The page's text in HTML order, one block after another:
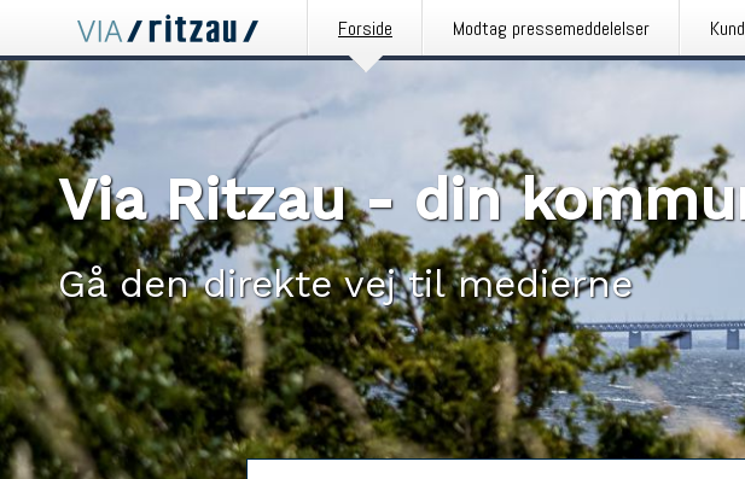
Forside Modtag pressemeddelelser
Via Ritzau - din
Gå den direkte vej til medierne